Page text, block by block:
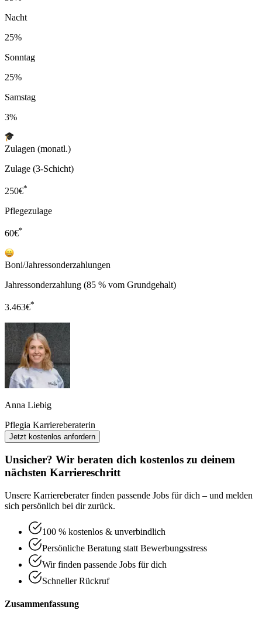
Nacht
25%
Sonntag
25%
Samstag
3%
Zulagen (monatl.)
Zulage (3-Schicht)
250€*
Pflegezulage
60€*
Boni/Jahressonderzahlungen
Jahressonderzahlung (85 % vom Grundgehalt)
3.463€*
Anna Liebig
Pflegia Karriereberaterin
Jetzt kostenlos anfordern
Unsicher? Wir beraten dich kostenlos zu deinem
nächsten Karriereschritt
Unsere Karriereberater finden passende Jobs für dich – und melden
sich persönlich bei dir zurück.
100 % kostenlos & unverbindlich
Persönliche Beratung statt Bewerbungsstress
Wir finden passende Jobs für dich
Schneller Rückruf
Zusammenfassung